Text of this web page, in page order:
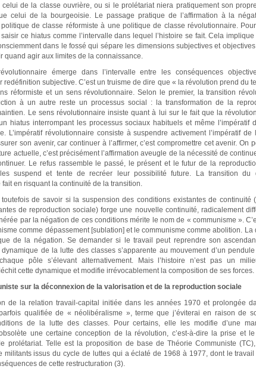
de la classe ouvrière, ou si le prolétariat niera pratiquement son
celui de la bourgeoisie. Le passage pratique de l’affirmation à la
politique de classe réformiste à une politique de classe révolutionnaire.
ce hiatus comme l’intervalle dans lequel l’histoire se fait. Cela implique
dans le fossé qui sépare les dimensions subjectives et objectives
quand agir aux limites de la connaissance.
émerge dans l’intervalle entre les conséquences
redéfinition subjective. C’est un truisme de dire que « la révolution prend du
réformiste et un sens révolutionnaire. Selon le premier, la transition
à un autre reste un processus social : la transformation de la
Le sens révolutionnaire insiste quant à lui sur le fait que la
hiatus interrompant les processus sociaux habituels et même l’impératif
L’impératif révolutionnaire consiste à suspendre activement l’impératif de
son avenir, car continuer à l’affirmer, c’est compromettre cet avenir. On
actuelle, c’est précisément l’affirmation aveugle de la nécessité de
Le refus rassemble le passé, le présent et le futur de la
les suspend et tente de recréer leur possibilité future. La transition du
fait en risquant la continuité de la transition.
de savoir si la suspension des conditions existantes de continuité
de reproduction sociale) forge une nouvelle continuité, radicalement
par la négation de ces conditions mérite le nom de « communisme ».
comme dépassement [sublation] et le communisme comme abolition. La
de la négation. Se demander si le travail peut reprendre son
de la lutte des classes s’apparente au mouvement d’un
pôle s’élevant alternativement. Mais l’histoire n’est pas un
cette dynamique et modifie irrévocablement la composition de ses forces.
sur la déconnexion de la valorisation et de la reproduction sociale
de la relation travail-capital initiée dans les années 1970 et prolongée
qualifiée de « néolibéralisme », terme que j’éviterai en raison de
de la lutte des classes. Pour certains, elle les modifie d’une
une certaine conception de la révolution, c’est-à-dire la prise et
prolétariat. Telle est la proposition de base de Théorie Communiste
militants issus du cycle de luttes qui a éclaté de 1968 à 1977, dont le
de cette restructuration (3).